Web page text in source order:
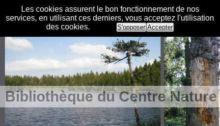
Les cookies assurent le bon fonctionnement de nos
services, en utilisant ces derniers, vous acceptez l'utilisation
des cookies.
S'opposer Accepter
Bibliothèque du Centre